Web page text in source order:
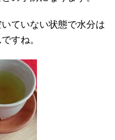
ていない状態で水分は
すね。